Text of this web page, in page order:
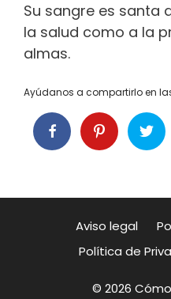
Su sangre es santa
la salud como a la
almas.
Ayúdanos a compartirlo en
Aviso legal
Política de
© 2026